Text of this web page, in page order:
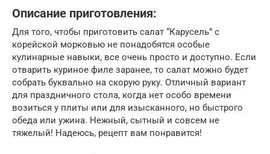
Описание приготовления:
Для того, чтобы приготовить салат “Карусель” с
корейской морковью не понадобятся особые
кулинарные навыки, все очень просто и доступно. Если
отварить куриное филе заранее, то салат можно будет
собрать буквально на скорую руку. Отличный вариант
для праздничного стола, когда нет особо времени
возиться у плиты или для изысканного, но быстрого
обеда или ужина. Нежный, сытный и совсем не
тяжелый! Надеюсь, рецепт вам понравится!